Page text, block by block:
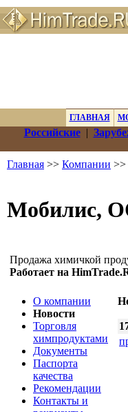
ГЛАВНАЯ
Российские|
Главная >> Компании >>
Мобилис,
Продажа химичкой
Работает на
О компании
Новости
Торговля
химпродуктами
Документы
Паспорта
качества
Рекомендации
Контакты и